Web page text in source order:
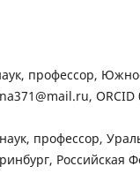
профессор,
профессор,
Российская